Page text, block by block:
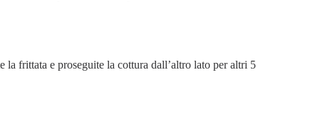
frittata e proseguite la cottura dall’altro lato per altri 5